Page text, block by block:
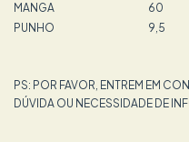
MANGA
60
PUNHO
9,5
PS: POR FAVOR, ENTREM EM
DÚVIDA OU NECESSIDADE DE